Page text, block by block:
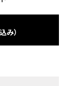
み）